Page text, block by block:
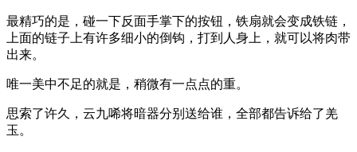
最精巧的是，碰一下反面手掌下的按钮，铁扇就会变成铁链，
上面的链子上有许多细小的倒钩，打到人身上，就可以将肉带
出来。
唯一美中不足的就是，稍微有一点点的重。
思索了许久，云九唏将暗器分别送给谁，全部都告诉给了羌
玉。